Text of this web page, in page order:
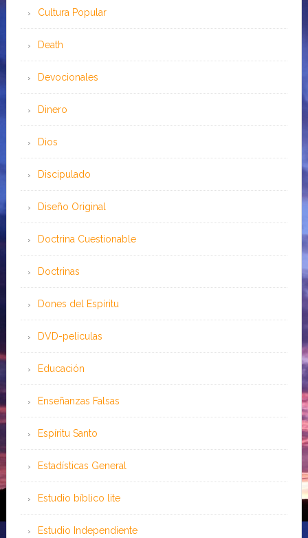
Cultura Popular
Death
Devocionales
Dinero
Dios
Discipulado
Diseño Original
Doctrina Cuestionable
Doctrinas
Dones del Espíritu
DVD-peliculas
Educación
Enseñanzas Falsas
Espíritu Santo
Estadísticas General
Estudio bíblico lite
Estudio Independiente